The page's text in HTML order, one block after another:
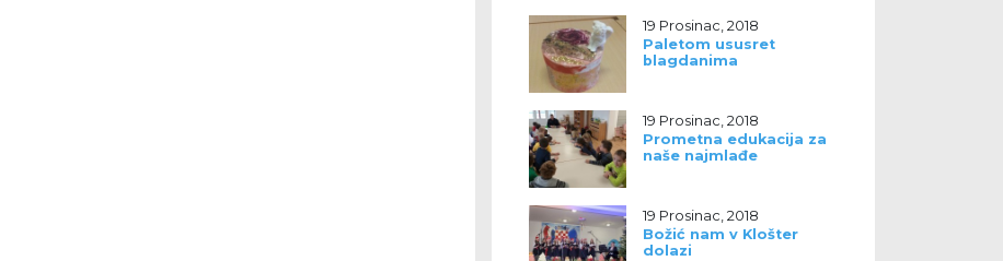
19 Prosinac, 2018
Paletom ususret
blagdanima
19 Prosinac, 2018
Prometna edukacija za
naše najmlađe
19 Prosinac, 2018
Božić nam v Klošter
dolazi